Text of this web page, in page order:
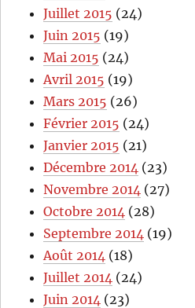
Juillet 2015 (24)
Juin 2015 (19)
Mai 2015 (24)
Avril 2015 (19)
Mars 2015 (26)
Février 2015 (24)
Janvier 2015 (21)
Décembre 2014 (23)
Novembre 2014 (27)
Octobre 2014 (28)
Septembre 2014 (19)
Août 2014 (18)
Juillet 2014 (24)
Juin 2014 (23)